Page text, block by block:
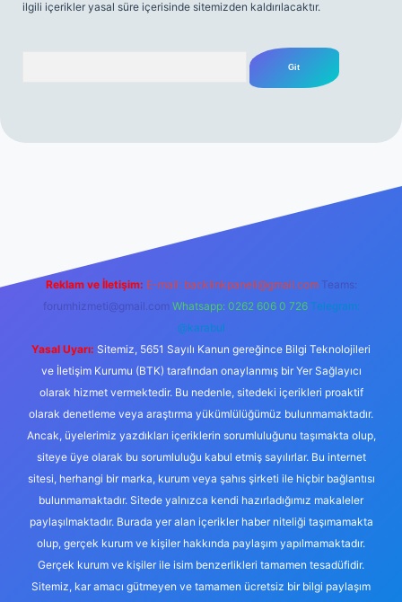
ilgili içerikler yasal süre içerisinde sitemizden kaldırılacaktır.
Reklam ve İletişim: E-mail: backlinkpaneli@gmail.com Teams:
forumhizmeti@gmail.com Whatsapp: 0262 606 0 726 Telegram:
@karabul
Yasal Uyarı: Sitemiz, 5651 Sayılı Kanun gereğince Bilgi Teknolojileri
ve İletişim Kurumu (BTK) tarafından onaylanmış bir Yer Sağlayıcı
olarak hizmet vermektedir. Bu nedenle, sitedeki içerikleri proaktif
olarak denetleme veya araştırma yükümlülüğümüz bulunmamaktadır.
Ancak, üyelerimiz yazdıkları içeriklerin sorumluluğunu taşımakta olup,
siteye üye olarak bu sorumluluğu kabul etmiş sayılırlar. Bu internet
sitesi, herhangi bir marka, kurum veya şahıs şirketi ile hiçbir bağlantısı
bulunmamaktadır. Sitede yalnızca kendi hazırladığımız makaleler
paylaşılmaktadır. Burada yer alan içerikler haber niteliği taşımamakta
olup, gerçek kurum ve kişiler hakkında paylaşım yapılmamaktadır.
Gerçek kurum ve kişiler ile isim benzerlikleri tamamen tesadüfidir.
Sitemiz, kar amacı gütmeyen ve tamamen ücretsiz bir bilgi paylaşım